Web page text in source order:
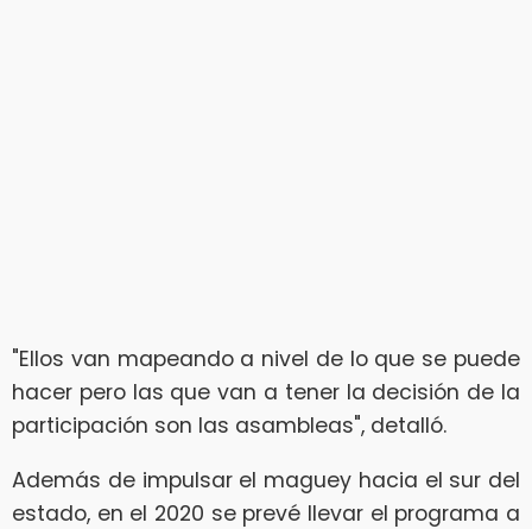
"Ellos van mapeando a nivel de lo que se puede
hacer pero las que van a tener la decisión de la
participación son las asambleas", detalló.
Además de impulsar el maguey hacia el sur del
estado, en el 2020 se prevé llevar el programa a